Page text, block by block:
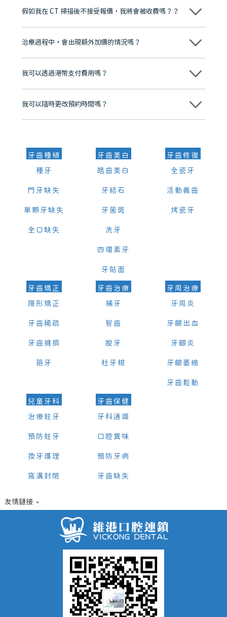
牌」、「2025香港企業領袖品牌」，是諾貝爾種植系統全球放心植牙中
至今已服務超過三十個國家和地區的顧客，受到粵港澳大灣區及周邊城
市市民極高的口碑評價及信任推薦 珠海、深圳設有八大分院，香港亦設
有咨詢及服務保障中心，有任何問題都可以隨時預約免費咨詢，讓人十
假如我在 CT 掃描後不接受報價，我將會被收費嗎？？
不會！只要未開始實際服務之前，你不會被收取任何費用。
治療過程中，會出現額外加價的情況嗎？
不會，治療前我們會詳細說明治療方案及對應的價錢，顧客同意並簽字
我可以透過港幣支付費用嗎？
可以。維港口腔會按照當日匯率轉算收取費用，而匯率會及時告知客人
我可以隨時更改預約時間嗎？
可以，請盡早通過wechat或whatsapp聯絡我們，告知我們你原本預約
牙齒種植
種牙
門牙缺失
單顆牙缺失
全口缺失
牙齒美白
皓齒美白
牙結石
牙菌斑
洗牙
四環素牙
牙貼面
牙齒修復
全瓷牙
活動義齒
烤瓷牙
牙齒矯正
隱形矯正
牙齒稀疏
牙齒擁擠
箍牙
牙齒治療
補牙
智齒
脫牙
杜牙根
牙周治療
牙周炎
牙齦出血
牙齦炎
牙齦萎縮
牙齒鬆動
兒童牙科
治療蛀牙
預防蛀牙
換牙護理
窩溝封閉
牙齒保健
牙科通識
口腔異味
預防牙病
牙齒缺失
友情鏈接